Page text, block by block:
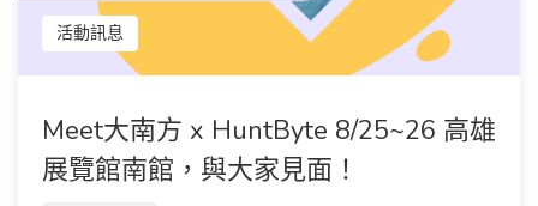
活動訊息
Meet大南方 x HuntByte 8/25~26 高雄
展覽館南館，與大家見面！